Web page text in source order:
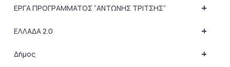
+
ΕΡΓΑ ΠΡΟΓΡΑΜΜΑΤΟΣ “ΑΝΤΩΝΗΣ ΤΡΙΤΣΗΣ”
+
ΕΛΛΑΔΑ 2.0
+
Δήμος